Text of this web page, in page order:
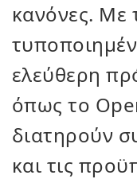
κανόνες. Με
ελεύθερη
όπως το
διατηρούν
και τις